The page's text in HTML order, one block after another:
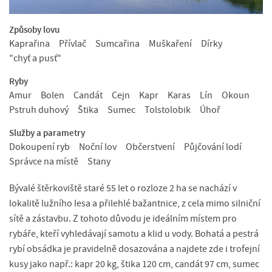
Způsoby lovu
Kaprařina
Přívlač Sumcařina Muškaření
Dírky
"chyť a pusť"
Ryby
Amur
Bolen Candát Cejn Kapr Karas Lín
Okoun
Pstruh duhový
Štika Sumec Tolstolobik
Úhoř
Služby a parametry
Dokoupení ryb
Noční lov Občerstvení
Půjčování lodí
Správce na místě
Stany
Bývalé štěrkoviště staré 55 let o rozloze 2 ha se nachází v
lokalitě lužního lesa a přilehlé bažantnice, z cela mimo silniční
sítě a zástavbu. Z tohoto důvodu je ideálním místem pro
rybáře, kteří vyhledávají samotu a klid u vody. Bohatá a pestrá
rybí obsádka je pravidelně dosazována a najdete zde i trofejní
kusy jako např.: kapr 20 kg, štika 120 cm, candát 97 cm, sumec